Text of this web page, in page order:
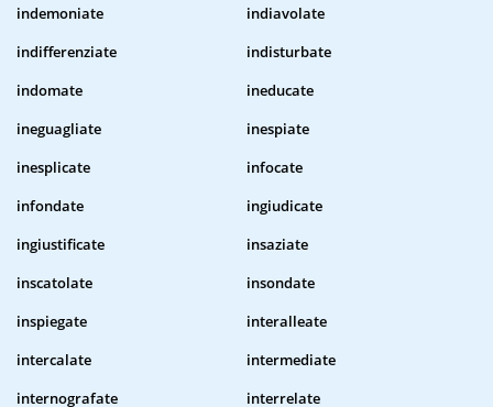
indemoniate
indiavolate
indifferenziate
indisturbate
indomate
ineducate
ineguagliate
inespiate
inesplicate
infocate
infondate
ingiudicate
ingiustificate
insaziate
inscatolate
insondate
inspiegate
interalleate
intercalate
intermediate
internografate
interrelate